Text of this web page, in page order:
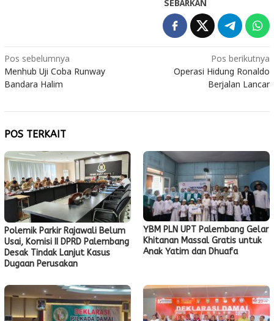
SEBARKAN
Navigasi
pos
Pos sebelumnya
Menhub Uji Coba Runway
Bandara Halim
Pos berikutnya
Operasi Hidung Ronaldo
Berjalan Lancar
POS TERKAIT
Polemik Parkir Rajawali Belum
Usai, Komisi II DPRD Palembang
Desak Tindak Lanjut Kasus
Dugaan Perusakan
YBM PLN UPT Palembang Gelar
Khitanan Massal Gratis untuk
Anak Yatim dan Dhuafa